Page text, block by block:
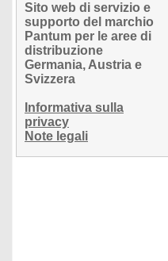
Sito web di servizio e
supporto del marchio
Pantum per le aree di
distribuzione
Germania, Austria e
Svizzera
Informativa sulla
privacy
Note legali